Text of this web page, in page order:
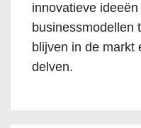
innovatieve
businessmodellen
blijven in de markt
delven.